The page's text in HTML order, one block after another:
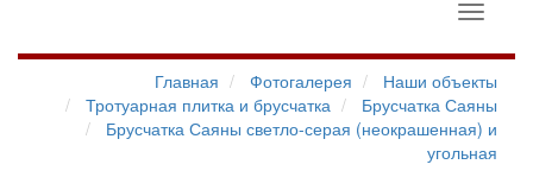
Toggle
Главная
Фотогалерея
Наши объекты
Тротуарная плитка и брусчатка
Брусчатка Саяны
Брусчатка Саяны светло-серая (неокрашенная) и
угольная